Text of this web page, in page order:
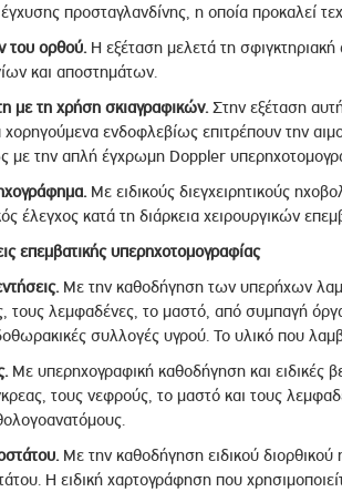
έγχυσης προσταγλανδίνης, η οποία προκαλεί
του ορθού.Η εξέταση μελετά τη σφιγκτηριακή
και αποστημάτων.
με τη χρήση σκιαγραφικών.Στην εξέταση αυτή
ενδοφλεβίως επιτρέπουν την
με την απλή έγχρωμη Doppler
Με ειδικούς διεγχειρητικούς
έλεγχος κατά τη διάρκεια χειρουργικών
επεμβατικής υπερηχοτομογραφίας
Με την καθοδήγηση των υπερήχων
τους λεμφαδένες, το μαστό, από συμπαγή
συλλογές υγρού. Το υλικό που
Με υπερηχογραφική καθοδήγηση και ειδικές
τους νεφρούς, το μαστό και τους
Με την καθοδήγηση ειδικού
Η ειδική χαρτογράφηση που